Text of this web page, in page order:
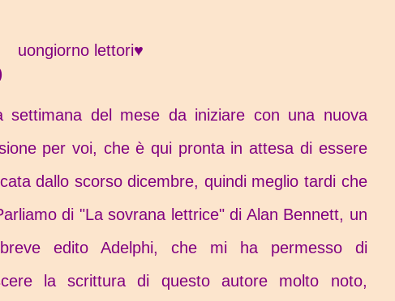
uongiorno lettori♥
settimana del mese da iniziare con una nuova
per voi, che è qui pronta in attesa di essere
dallo scorso dicembre, quindi meglio tardi che
di "La sovrana lettrice" di Alan Bennett, un
edito Adelphi, che mi ha permesso di
la scrittura di questo autore molto noto,